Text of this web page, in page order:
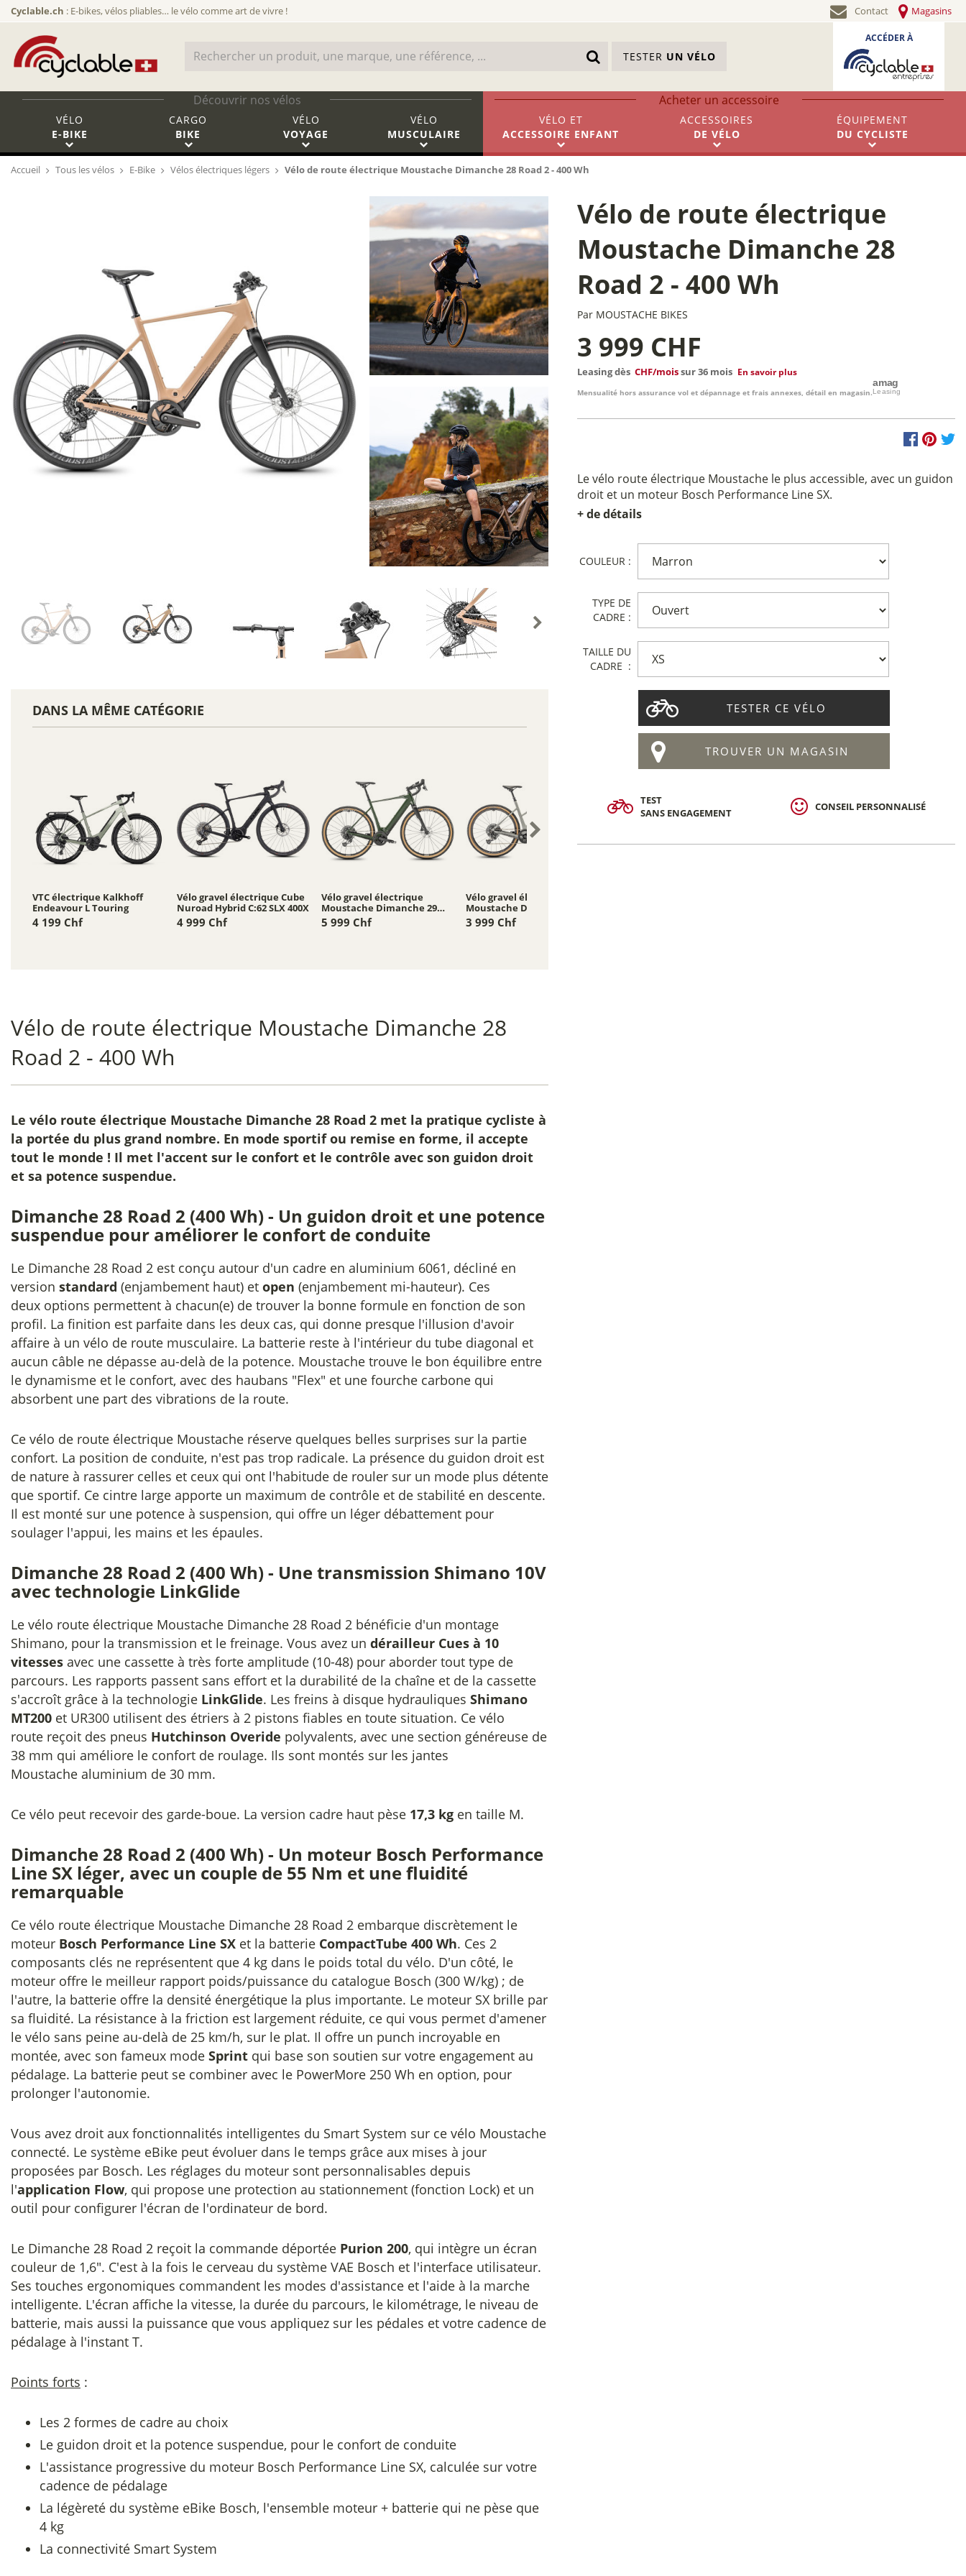
Cyclable.ch : E-bikes, vélos pliables… le vélo comme art de vivre ! Contact Magasins
TESTER UN VÉLO
ACCÉDER À
Découvrir nos vélos Acheter un accessoire
VÉLO
E-BIKE
CARGO
BIKE
VÉLO
VOYAGE
VÉLO
MUSCULAIRE
VÉLO ET
ACCESSOIRE ENFANT
ACCESSOIRES
DE VÉLO
ÉQUIPEMENT
DU CYCLISTE
Accueil Tous les vélos E-Bike Vélos électriques légers Vélo de route électrique Moustache Dimanche 28 Road 2 - 400 Wh
Vélo de route électrique
Moustache Dimanche 28
Road 2 - 400 Wh
Par MOUSTACHE BIKES
3 999 CHF
Leasing dès CHF/moissur 36 mois En savoir plus
Mensualité hors assurance vol et dépannage et frais annexes, détail en magasin.
Le vélo route électrique Moustache le plus accessible, avec un guidon
droit et un moteur Bosch Performance Line SX.
+ de détails
COULEUR :
TYPE DE
CADRE :
TAILLE DU
CADRE :
TESTER CE VÉLO
TROUVER UN MAGASIN
TEST
SANS ENGAGEMENT
CONSEIL PERSONNALISÉ
DANS LA MÊME CATÉGORIE
VTC électrique Kalkhoff
Endeavour L Touring
4 199 Chf
Vélo gravel électrique Cube
Nuroad Hybrid C:62 SLX 400X
4 999 Chf
Vélo gravel électrique
Moustache Dimanche 29
Gravel 6 -...
5 999 Chf
Vélo gravel électrique
Moustache Dimanche 29
Gravel 4 -...
3 999 Chf
Vélo de route électrique Moustache Dimanche 28
Road 2 - 400 Wh
Levélo route électrique Moustache Dimanche 28 Road 2 met la pratique cycliste à
la portée du plus grand nombre. En mode sportif ou remise en forme, il accepte
tout le monde ! Il met l'accent sur le confort et le contrôle avec son guidon droit
et sa potence suspendue.
Dimanche 28 Road 2 (400 Wh) - Un guidon droit et une potence
suspendue pour améliorer le confort de conduite
Le Dimanche 28 Road 2 est conçu autour d'un cadre en aluminium 6061, décliné en
versionstandard (enjambement haut) etopen (enjambement mi-hauteur). Ces
deux options permettent à chacun(e) de trouver la bonne formule en fonction de son
profil. La finition est parfaite dans les deux cas, qui donne presque l'illusion d'avoir
affaire à un vélo de route musculaire. La batterie reste à l'intérieur du tube diagonal et
aucun câble ne dépasse au-delà de la potence. Moustache trouve le bon équilibre entre
le dynamisme et le confort, avec des haubans "Flex" et une fourche carbone qui
absorbent une part des vibrations de la route.
Ce vélo de route électrique Moustache réserve quelques belles surprises sur la partie
confort. La position de conduite, n'est pas trop radicale. La présence du guidon droit est
de nature à rassurer celles et ceux qui ont l'habitude de rouler sur un mode plus détente
que sportif. Ce cintre large apporte un maximum de contrôle et de stabilité en descente.
Il est monté sur une potence à suspension, qui offre un léger débattement pour
soulager l'appui, les mains et les épaules.
Dimanche 28 Road 2 (400 Wh) - Une transmission Shimano 10V
avec technologie LinkGlide
Le vélo route électrique Moustache Dimanche 28 Road 2 bénéficie d'un montage
Shimano, pour la transmission et le freinage. Vous avez undérailleur Cues à 10
vitesses avec une cassette à très forte amplitude (10-48) pour aborder tout type de
parcours. Les rapports passent sans effort et la durabilité de la chaîne et de la cassette
s'accroît grâce à la technologie LinkGlide. Les freins à disque hydrauliquesShimano
MT200 et UR300 utilisent des étriers à 2 pistons fiables en toute situation. Ce vélo
route reçoit des pneus Hutchinson Overide polyvalents, avec une section généreuse de
38 mm qui améliore le confort de roulage. Ils sont montés sur les jantes
Moustache aluminium de 30 mm.
Ce vélo peut recevoir des garde-boue. La version cadre haut pèse 17,3 kg en taille M.
Dimanche 28 Road 2 (400 Wh) - Un moteur Bosch Performance
Line SX léger, avec un couple de 55 Nm et une fluidité
remarquable
Ce vélo route électrique Moustache Dimanche 28 Road 2 embarque discrètement le
moteur Bosch Performance Line SX et la batterie CompactTube 400 Wh. Ces 2
composants clés ne représentent que 4 kg dans le poids total du vélo. D'un côté, le
moteur offre le meilleur rapport poids/puissance du catalogue Bosch (300 W/kg) ; de
l'autre, la batterie offre la densité énergétique la plus importante. Le moteur SX brille par
sa fluidité. La résistance à la friction est largement réduite, ce qui vous permet d'amener
le vélo sans peine au-delà de 25 km/h, sur le plat. Il offre un punch incroyable en
montée, avec son fameux modeSprint qui base son soutien sur votre engagement au
pédalage. La batterie peut se combiner avec le PowerMore 250 Wh en option, pour
prolonger l'autonomie.
Vous avez droit aux fonctionnalités intelligentes du Smart System sur ce vélo Moustache
connecté. Le système eBike peut évoluer dans le temps grâce aux mises à jour
proposées par Bosch. Les réglages du moteur sont personnalisables depuis
l'application Flow, qui propose une protection au stationnement (fonction Lock) et un
outil pour configurer l'écran de l'ordinateur de bord.
Le Dimanche 28 Road 2 reçoit la commande déportée Purion 200, qui intègre un écran
couleur de 1,6". C'est à la fois le cerveau du système VAE Bosch et l'interface utilisateur.
Ses touches ergonomiques commandent les modes d'assistance et l'aide à la marche
intelligente. L'écran affiche la vitesse, la durée du parcours, le kilométrage, le niveau de
batterie, mais aussi la puissance que vous appliquez sur les pédales et votre cadence de
pédalage à l'instant T.
Points forts :
Les 2 formes de cadre au choix
Le guidon droit et la potence suspendue, pour le confort de conduite
L'assistance progressive du moteur Bosch Performance Line SX, calculée sur votre
cadence de pédalage
La légèreté du système eBike Bosch, l'ensemble moteur + batterie qui ne pèse que
4 kg
La connectivité Smart System